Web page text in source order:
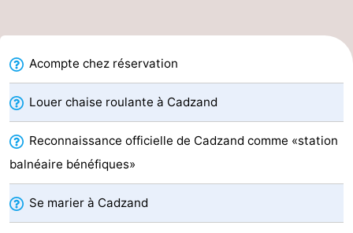
minutes
Plages
Voir
et
faire
Lieux
d'intérêt
-
Musées
-
Acompte chez réservation
Louer chaise roulante à Cadzand
Reconnaissance officielle de Cadzand comme «station
balnéaire bénéfiques»
Se marier à Cadzand